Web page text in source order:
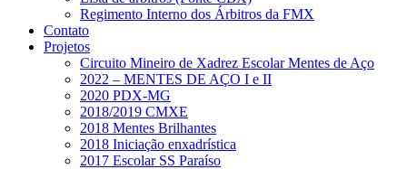
Regimento Interno dos Árbitros da FMX
Contato
Projetos
Circuito Mineiro de Xadrez Escolar Mentes de Aço
2022 – MENTES DE AÇO I e II
2020 PDX-MG
2018/2019 CMXE
2018 Mentes Brilhantes
2018 Iniciação enxadrística
2017 Escolar SS Paraíso